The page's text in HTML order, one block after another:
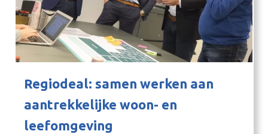
Regiodeal: samen werken aan
aantrekkelijke woon- en
leefomgeving